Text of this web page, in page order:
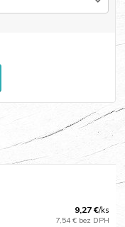
9,27 €/ks
7,54 € bez DPH